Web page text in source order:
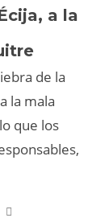
a la
de la
la mala
que los